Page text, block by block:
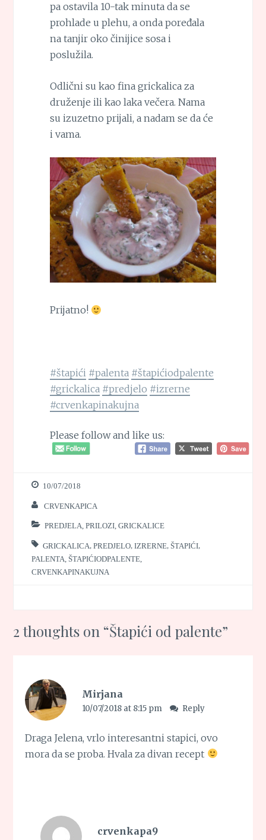
pa ostavila 10-tak minuta da se
prohlade u plehu, a onda poređala
na tanjir oko činijice sosa i
poslužila.
Odlični su kao fina grickalica za
druženje ili kao laka večera. Nama
su izuzetno prijali, a nadam se da će
i vama.
Prijatno!
#štapići #palenta #štapićiodpalente
#grickalica #predjelo #izrerne
#crvenkapinakujna
Please follow and like us:
10/07/2018
CRVENKAPICA
PREDJELA, PRILOZI, GRICKALICE
GRICKALICA ,PREDJELO ,IZRERNE ŠTAPIĆI
PALENTA
ŠTAPIĆIODPALENTE
CRVENKAPINAKUJNA
2 thoughts on “Štapići od palente”
Mirjana
10/07/2018 at 8:15 pm Reply
Draga Jelena, vrlo interesantni stapici, ovo
mora da se proba. Hvala za divan recept
crvenkapa9